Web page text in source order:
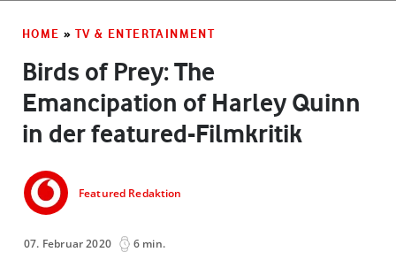
HOME » TV & ENTERTAINMENT
Birds of Prey: The
Emancipation of Harley Quinn
in der featured-Filmkritik
Featured Redaktion
07. Februar 2020 6 min.